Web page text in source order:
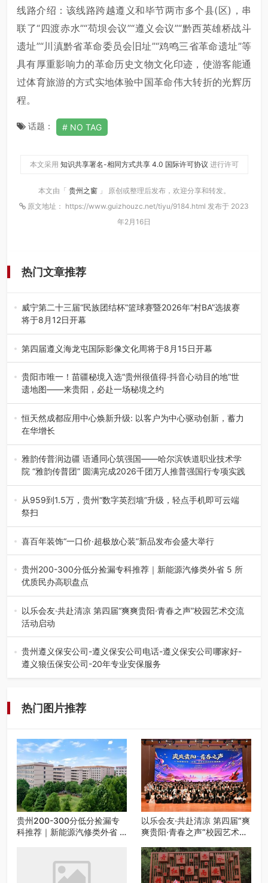
线路介绍：该线路跨越遵义和毕节两市多个县(区)，串
联了“四渡赤水”“苟坝会议”“遵义会议”“黔西英雄桥战斗
遗址”“川滇黔省革命委员会旧址”“鸡鸣三省革命遗址”等
具有厚重影响力的革命历史文物文化印迹，使游客能通
过体育旅游的方式实地体验中国革命伟大转折的光辉历
程。
话题： NO TAG
本文采用 知识共享署名-相同方式共享 4.0 国际许可协议 进行许可
本文由「 贵州之窗 」 原创或整理后发布，欢迎分享和转发。
原文地址： https://www.guizhouzc.net/tiyu/9184.html 发布于 2023
年2月16日
热门文章推荐
威宁第二十三届“民族团结杯”篮球赛暨2026年“村BA”选拔赛
将于8月12日开幕
8月7日，威宁彝族回族苗族自治县第二十三届“民族团结
杯”篮球赛暨2026年“村B…
第四届遵义海龙屯国际影像文化周将于8月15日开幕
8月7日，第四届遵义海龙屯国际影像文化周媒体通气会在世
界文化遗产地海龙屯核心景区…
贵阳市唯一！苗疆秘境入选“贵州很值得·抖音心动目的地”世
遗地图——来贵阳，必赴一场秘境之约
2026年7月21日，2026年“贵州很值得”暨抖音“心动目的
地”（贵州站）主题…
恒天然成都应用中心焕新升级: 以客户为中心驱动创新，蓄力
在华增长
融合全球研发实力与本土洞察，深化客户共创，赋能西南市
场创新发展 （7月27日，成…
雅韵传普润边疆 语通同心筑强国——哈尔滨铁道职业技术学
院 “雅韵传普团” 圆满完成2026千团万人推普强国行专项实践
为扎实推进2026“千团万人推普强国行”大学生暑期社会实
践，牢牢紧扣 “雅韵传普…
从959到1.5万，贵州“数字英烈墙”升级，轻点手机即可云端
祭扫
八一建军节到来之际，由贵州省退役军人事务厅指导，贵阳
市退役军人事务局联合贵州广电…
喜百年装饰“一口价·超极放心装”新品发布会盛大举行
2026年7月31日，喜百年装饰“一口价·超极放心装”新品发布
会在贵阳隆重举行。…
贵州200-300分低分捡漏专科推荐｜新能源汽修类外省 5 所
优质民办高职盘点
在贵州省高考志愿填报体系中，200至300分数段考生可选择
的省内工科、新能源汽车…
以乐会友·共赴清凉 第四届“爽爽贵阳·青春之声”校园艺术交流
活动启动
七月的贵阳，清风送爽，第四届“爽爽贵阳·青春之声”校园管
弦乐（合唱）艺术交流活动…
贵州遵义保安公司-遵义保安公司电话-遵义保安公司哪家好-
遵义狼伍保安公司-20年专业安保服务
热门图片推荐
贵州200-300分低分捡漏专
科推荐｜新能源汽修类外省 5
以乐会友·共赴清凉 第四届“爽
爽贵阳·青春之声”校园艺术交